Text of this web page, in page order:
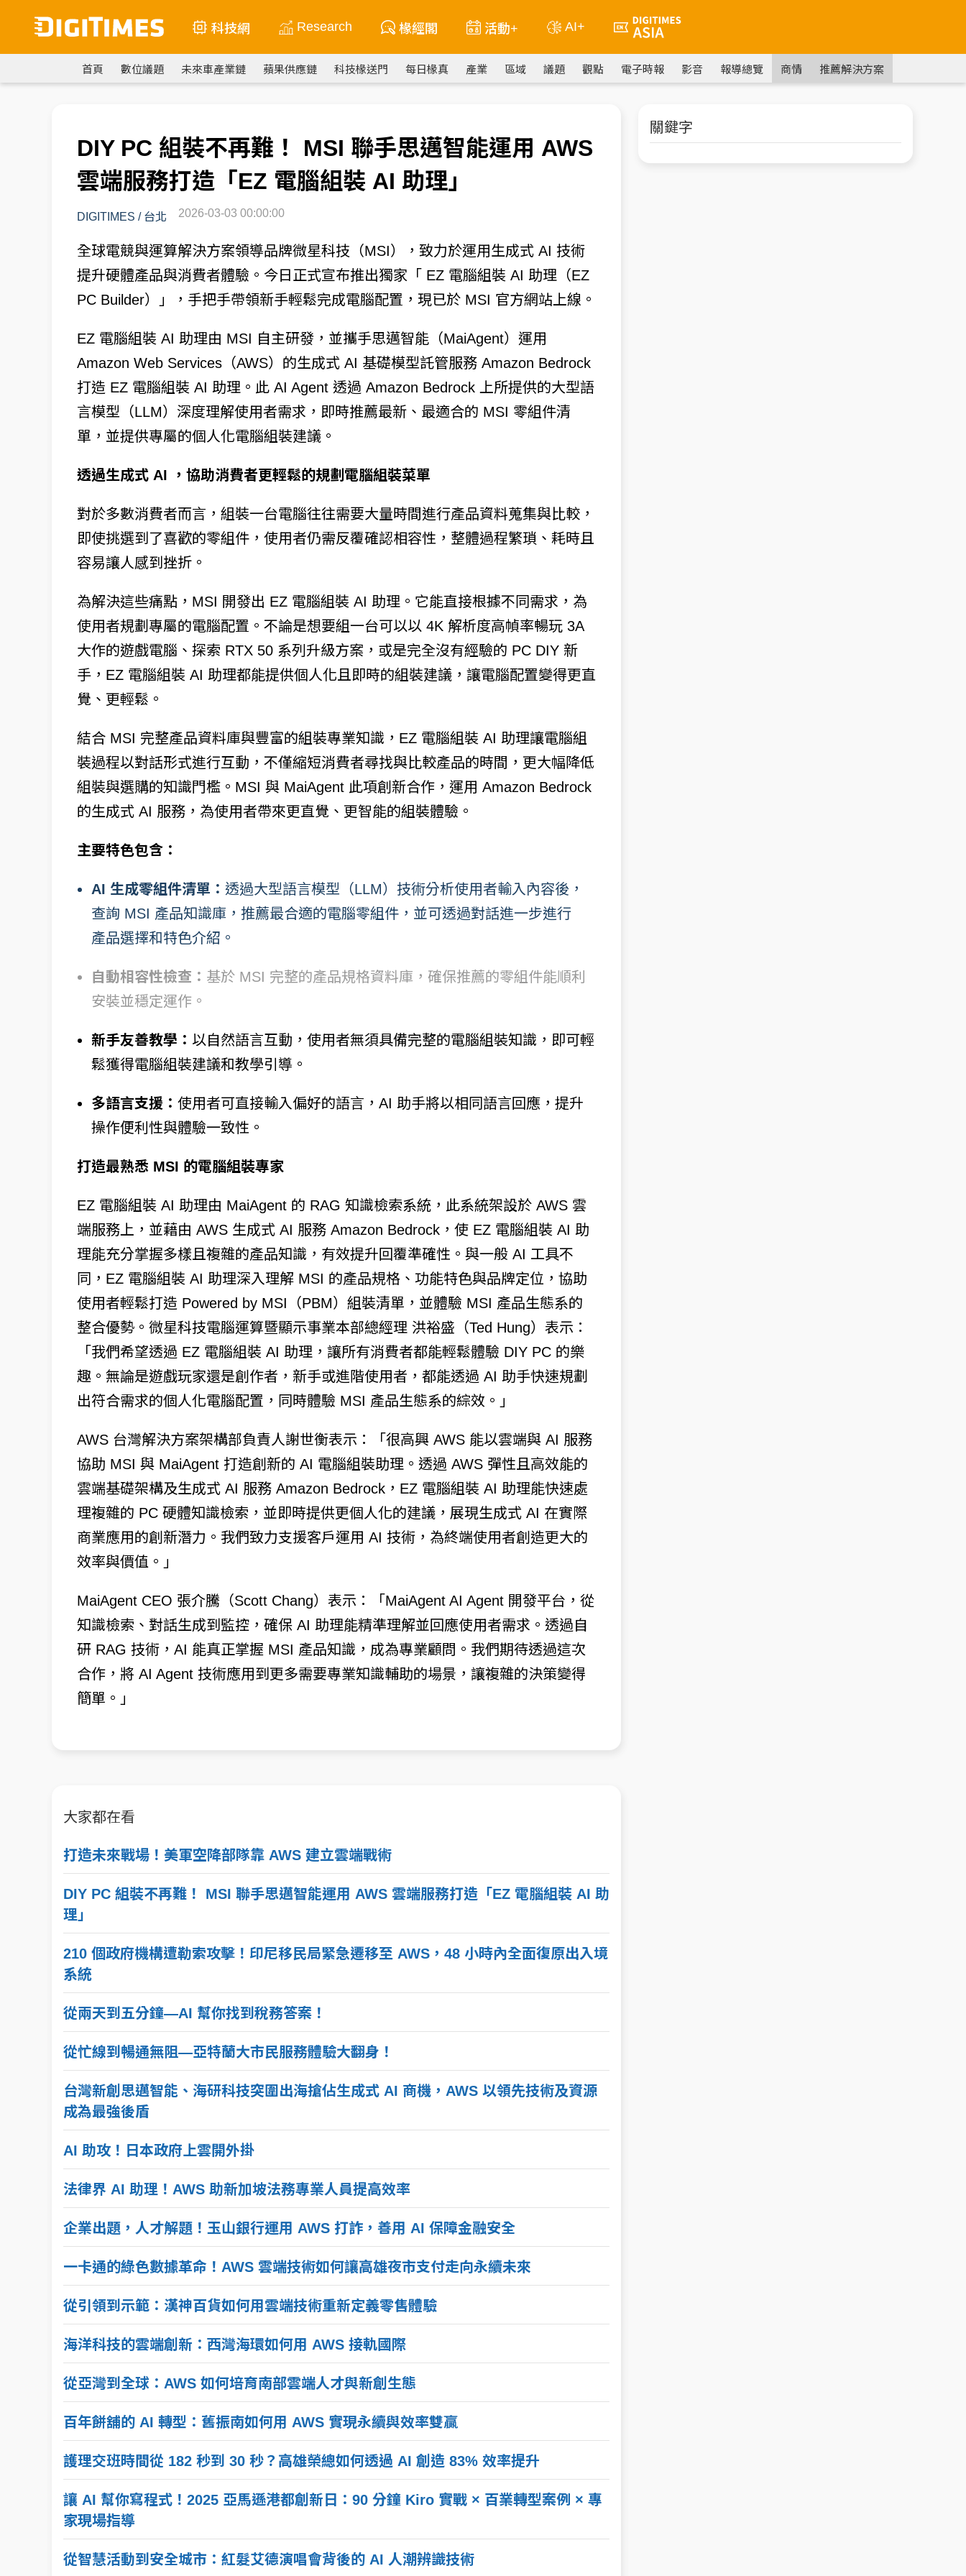
科技網 Research 椽經閣 活動+ AI+
首頁 數位議題 未來車產業鏈 蘋果供應鏈 科技椽送門 每日椽真 產業 區域 議題 觀點 電子時報 影音 報導總覽 商情 推薦解決方案
DIY PC 組裝不再難！ MSI 聯手思邁智能運用 AWS
雲端服務打造「EZ 電腦組裝 AI 助理」
DIGITIMES / 台北 2026-03-03 00:00:00
全球電競與運算解決方案領導品牌微星科技（MSI），致力於運用生成式 AI 技術
提升硬體產品與消費者體驗。今日正式宣布推出獨家「 EZ 電腦組裝 AI 助理（EZ
PC Builder）」，手把手帶領新手輕鬆完成電腦配置，現已於 MSI 官方網站上線。
EZ 電腦組裝 AI 助理由 MSI 自主研發，並攜手思邁智能（MaiAgent）運用
Amazon Web Services（AWS）的生成式 AI 基礎模型託管服務 Amazon Bedrock
打造 EZ 電腦組裝 AI 助理。此 AI Agent 透過 Amazon Bedrock 上所提供的大型語
言模型（LLM）深度理解使用者需求，即時推薦最新、最適合的 MSI 零組件清
單，並提供專屬的個人化電腦組裝建議。
透過生成式 AI ，協助消費者更輕鬆的規劃電腦組裝菜單
對於多數消費者而言，組裝一台電腦往往需要大量時間進行產品資料蒐集與比較，
即使挑選到了喜歡的零組件，使用者仍需反覆確認相容性，整體過程繁瑣、耗時且
容易讓人感到挫折。
為解決這些痛點，MSI 開發出 EZ 電腦組裝 AI 助理。它能直接根據不同需求，為
使用者規劃專屬的電腦配置。不論是想要組一台可以以 4K 解析度高幀率暢玩 3A
大作的遊戲電腦、探索 RTX 50 系列升級方案，或是完全沒有經驗的 PC DIY 新
手，EZ 電腦組裝 AI 助理都能提供個人化且即時的組裝建議，讓電腦配置變得更直
覺、更輕鬆。
結合 MSI 完整產品資料庫與豐富的組裝專業知識，EZ 電腦組裝 AI 助理讓電腦組
裝過程以對話形式進行互動，不僅縮短消費者尋找與比較產品的時間，更大幅降低
組裝與選購的知識門檻。MSI 與 MaiAgent 此項創新合作，運用 Amazon Bedrock
的生成式 AI 服務，為使用者帶來更直覺、更智能的組裝體驗。
主要特色包含：
AI 生成零組件清單： 透過大型語言模型（LLM）技術分析使用者輸入內容後，
查詢 MSI 產品知識庫，推薦最合適的電腦零組件，並可透過對話進一步進行
產品選擇和特色介紹。
自動相容性檢查： 基於 MSI 完整的產品規格資料庫，確保推薦的零組件能順利
安裝並穩定運作。
新手友善教學： 以自然語言互動，使用者無須具備完整的電腦組裝知識，即可輕
鬆獲得電腦組裝建議和教學引導。
多語言支援： 使用者可直接輸入偏好的語言，AI 助手將以相同語言回應，提升
操作便利性與體驗一致性。
打造最熟悉 MSI 的電腦組裝專家
EZ 電腦組裝 AI 助理由 MaiAgent 的 RAG 知識檢索系統，此系統架設於 AWS 雲
端服務上，並藉由 AWS 生成式 AI 服務 Amazon Bedrock，使 EZ 電腦組裝 AI 助
理能充分掌握多樣且複雜的產品知識，有效提升回覆準確性。與一般 AI 工具不
同，EZ 電腦組裝 AI 助理深入理解 MSI 的產品規格、功能特色與品牌定位，協助
使用者輕鬆打造 Powered by MSI（PBM）組裝清單，並體驗 MSI 產品生態系的
整合優勢。微星科技電腦運算暨顯示事業本部總經理 洪裕盛（Ted Hung）表示：
「我們希望透過 EZ 電腦組裝 AI 助理，讓所有消費者都能輕鬆體驗 DIY PC 的樂
趣。無論是遊戲玩家還是創作者，新手或進階使用者，都能透過 AI 助手快速規劃
出符合需求的個人化電腦配置，同時體驗 MSI 產品生態系的綜效。」
AWS 台灣解決方案架構部負責人謝世衡表示：「很高興 AWS 能以雲端與 AI 服務
協助 MSI 與 MaiAgent 打造創新的 AI 電腦組裝助理。透過 AWS 彈性且高效能的
雲端基礎架構及生成式 AI 服務 Amazon Bedrock，EZ 電腦組裝 AI 助理能快速處
理複雜的 PC 硬體知識檢索，並即時提供更個人化的建議，展現生成式 AI 在實際
商業應用的創新潛力。我們致力支援客戶運用 AI 技術，為終端使用者創造更大的
效率與價值。」
MaiAgent CEO 張介騰（Scott Chang）表示：「MaiAgent AI Agent 開發平台，從
知識檢索、對話生成到監控，確保 AI 助理能精準理解並回應使用者需求。透過自
研 RAG 技術，AI 能真正掌握 MSI 產品知識，成為專業顧問。我們期待透過這次
合作，將 AI Agent 技術應用到更多需要專業知識輔助的場景，讓複雜的決策變得
簡單。」
關鍵字
大家都在看
打造未來戰場！美軍空降部隊靠 AWS 建立雲端戰術
DIY PC 組裝不再難！ MSI 聯手思邁智能運用 AWS 雲端服務打造「EZ 電腦組裝 AI 助
理」
210 個政府機構遭勒索攻擊！印尼移民局緊急遷移至 AWS，48 小時內全面復原出入境
系統
從兩天到五分鐘—AI 幫你找到稅務答案！
從忙線到暢通無阻—亞特蘭大市民服務體驗大翻身！
台灣新創思邁智能、海研科技突圍出海搶佔生成式 AI 商機，AWS 以領先技術及資源
成為最強後盾
AI 助攻！日本政府上雲開外掛
法律界 AI 助理！AWS 助新加坡法務專業人員提高效率
企業出題，人才解題！玉山銀行運用 AWS 打詐，善用 AI 保障金融安全
一卡通的綠色數據革命！AWS 雲端技術如何讓高雄夜市支付走向永續未來
從引領到示範：漢神百貨如何用雲端技術重新定義零售體驗
海洋科技的雲端創新：西灣海環如何用 AWS 接軌國際
從亞灣到全球：AWS 如何培育南部雲端人才與新創生態
百年餅舖的 AI 轉型：舊振南如何用 AWS 實現永續與效率雙贏
護理交班時間從 182 秒到 30 秒？高雄榮總如何透過 AI 創造 83% 效率提升
讓 AI 幫你寫程式！2025 亞馬遜港都創新日：90 分鐘 Kiro 實戰 × 百業轉型案例 × 專
家現場指導
從智慧活動到安全城市：紅髮艾德演唱會背後的 AI 人潮辨識技術